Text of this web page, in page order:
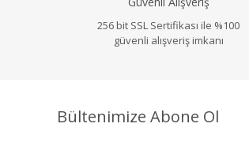
Ürün fiyatı diğer sitelerden
Bu ürüne benzer farklı
256 bit SSL Sertifikası ile %100
güvenli alışveriş imkanı
Bültenimize Abone Ol